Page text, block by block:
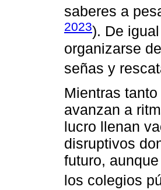
saberes a
2023). De
organizarse
señas y
Mientras
avanzan a
lucro llenan
disruptivos
futuro,
los colegios